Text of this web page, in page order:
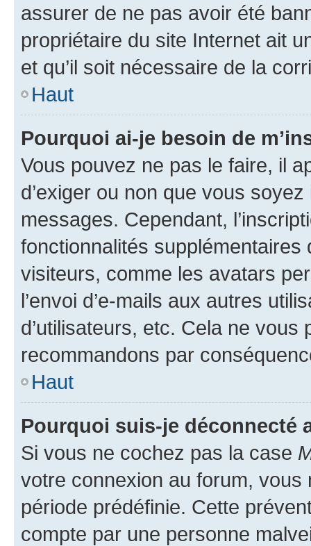
assurer de ne pas avoir été
propriétaire du site Internet ait
et qu’il soit nécessaire de la
Haut
Pourquoi ai-je besoin de
Vous pouvez ne pas le faire, il
d’exiger ou non que vous
messages. Cependant,
fonctionnalités
visiteurs, comme les avatars
l’envoi d’e-mails aux autres
d’utilisateurs, etc. Cela ne vous
recommandons par
Haut
Pourquoi suis-je déconnecté
Si vous ne cochez pas la case
votre connexion au forum,
période prédéfinie. Cette
compte par une personne